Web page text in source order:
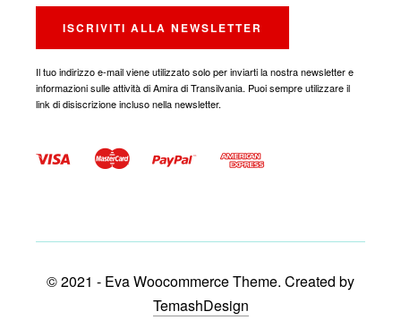
Il tuo indirizzo e-mail viene utilizzato solo per inviarti la nostra newsletter e
informazioni sulle attività di Amira di Transilvania. Puoi sempre utilizzare il
link di disiscrizione incluso nella newsletter.
© 2021 - Eva Woocommerce Theme. Created by
TemashDesign